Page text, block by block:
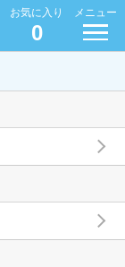
お気に入り
0
メニュー